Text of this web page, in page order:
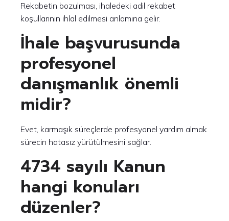
Rekabetin bozulması, ihaledeki adil rekabet
koşullarının ihlal edilmesi anlamına gelir.
İhale başvurusunda
profesyonel
danışmanlık önemli
midir?
Evet, karmaşık süreçlerde profesyonel yardım almak
sürecin hatasız yürütülmesini sağlar.
4734 sayılı Kanun
hangi konuları
düzenler?